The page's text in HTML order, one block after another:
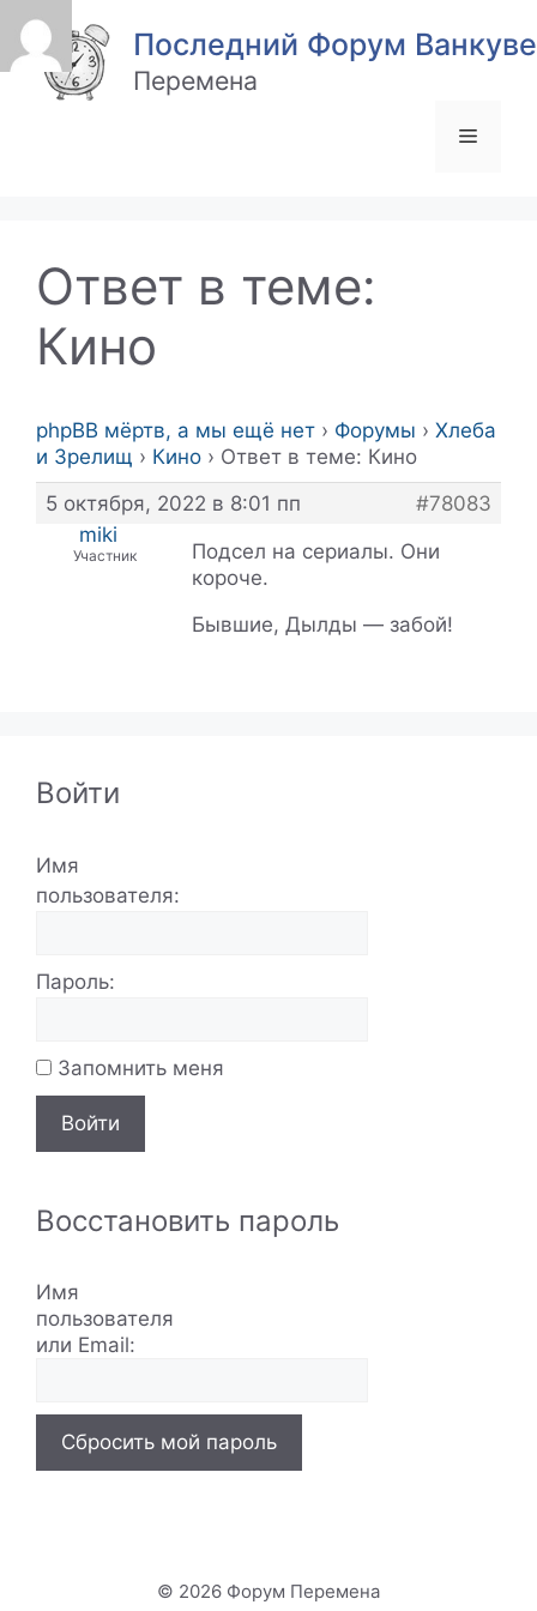
Перейти
содержимому
Последний Форум
Перемена
Меню
Ответ в теме:
Кино
phpBB мёртв, а мы ещё нет › Форумы › Хлеба
и Зрелищ › Кино › Ответ в теме: Кино
5 октября, 2022 в 8:01 пп
#78083
miki
Участник
Подсел на сериалы. Они
короче.
Бывшие, Дылды — забой!
Войти
Имя
пользователя:
Пароль:
Запомнить меня
Войти
Восстановить пароль
Имя
пользователя
или Email:
Сбросить мой пароль
© 2026 Форум Перемена